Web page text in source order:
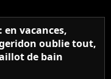
vacances,
oublie tout,
de bain